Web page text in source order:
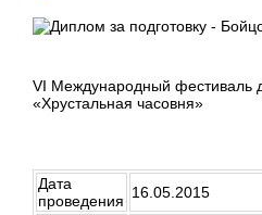
VI Международный фестиваль
«Хрустальная часовня»
Дата
проведения 16.05.2015